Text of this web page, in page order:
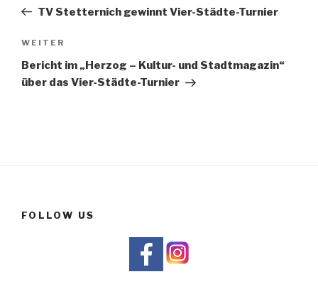
Beitrag
TV Stetternich gewinnt Vier-Städte-Turnier
Nächster
Beitrag
WEITER
Bericht im „Herzog – Kultur- und Stadtmagazin“
über das Vier-Städte-Turnier
FOLLOW US